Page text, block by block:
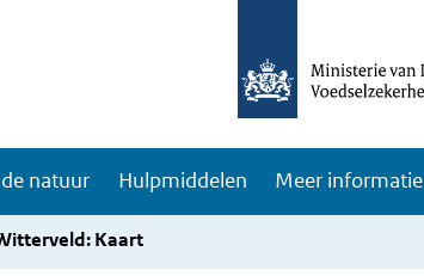
natuur Hulpmiddelen Meer informatie
Kaart